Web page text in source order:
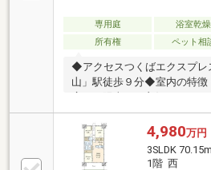
ー等充実した共用施設完備
ト飼育可（飼育制限有り）
専用庭 浴室乾
所有権
ペット相
◆アクセスつくばエクスプレ
山」駅徒歩９分◆室内の特徴
広く、陽当たり良好・ワイ
るい印象のリビングダイニ
できる限り解消したフラッ
は、ディスポーザー、浄水
イニング部分には足元から温
4,980万円
3SLDK 70.15m
1階 西